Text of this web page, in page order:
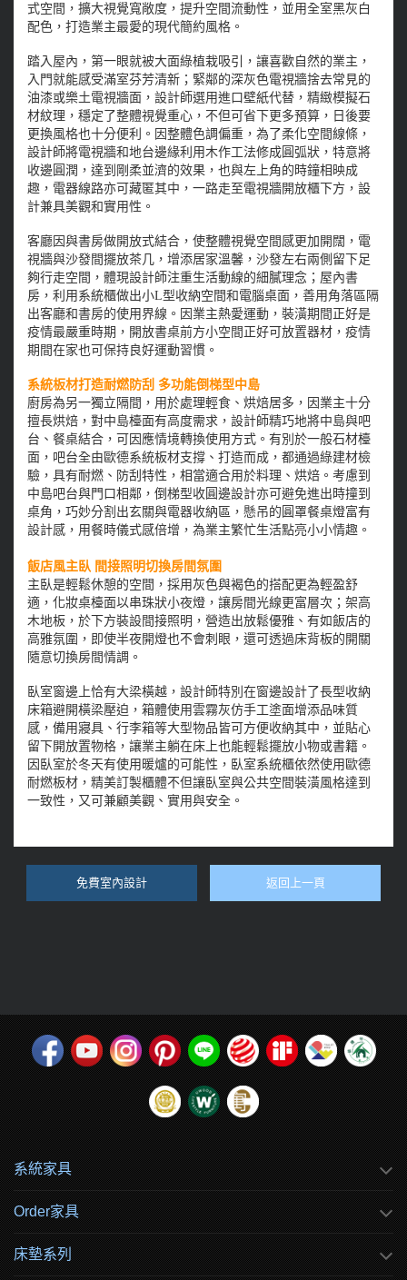
式空間，擴大視覺寬敞度，提升空間流動性，並用全室黑灰白
配色，打造業主最愛的現代簡約風格。
踏入屋內，第一眼就被大面綠植栽吸引，讓喜歡自然的業主，
入門就能感受滿室芬芳清新；緊鄰的深灰色電視牆捨去常見的
油漆或樂土電視牆面，設計師選用進口壁紙代替，精緻模擬石
材紋理，穩定了整體視覺重心，不但可省下更多預算，日後要
更換風格也十分便利。因整體色調偏重，為了柔化空間線條，
設計師將電視牆和地台邊緣利用木作工法修成圓弧狀，特意將
收邊圓潤，達到剛柔並濟的效果，也與左上角的時鐘相映成
趣，電器線路亦可藏匿其中，一路走至電視牆開放櫃下方，設
計兼具美觀和實用性。
客廳因與書房做開放式結合，使整體視覺空間感更加開闊，電
視牆與沙發間擺放茶几，增添居家溫馨，沙發左右兩側留下足
夠行走空間，體現設計師注重生活動線的細膩理念；屋內書
房，利用系統櫃做出小L型收納空間和電腦桌面，善用角落區隔
出客廳和書房的使用界線。因業主熱愛運動，裝潢期間正好是
疫情最嚴重時期，開放書桌前方小空間正好可放置器材，疫情
期間在家也可保持良好運動習慣。
系統板材打造耐燃防刮 多功能倒梯型中島
廚房為另一獨立隔間，用於處理輕食、烘焙居多，因業主十分
擅長烘焙，對中島檯面有高度需求，設計師精巧地將中島與吧
台、餐桌結合，可因應情境轉換使用方式。有別於一般石材檯
面，吧台全由歐德系統板材支撐、打造而成，都通過綠建材檢
驗，具有耐燃、防刮特性，相當適合用於料理、烘焙。考慮到
中島吧台與門口相鄰，倒梯型收圓邊設計亦可避免進出時撞到
桌角，巧妙分割出玄關與電器收納區，懸吊的圓罩餐桌燈富有
設計感，用餐時儀式感倍增，為業主繁忙生活點亮小小情趣。
飯店風主臥 間接照明切換房間氛圍
主臥是輕鬆休憩的空間，採用灰色與褐色的搭配更為輕盈舒
適，化妝桌檯面以串珠狀小夜燈，讓房間光線更富層次；架高
木地板，於下方裝設間接照明，營造出放鬆優雅、有如飯店的
高雅氛圍，即使半夜開燈也不會刺眼，還可透過床背板的開關
隨意切換房間情調。
臥室窗邊上恰有大梁橫越，設計師特別在窗邊設計了長型收納
床箱避開橫梁壓迫，箱體使用雲霧灰仿手工塗面增添品味質
感，備用寢具、行李箱等大型物品皆可方便收納其中，並貼心
留下開放置物格，讓業主躺在床上也能輕鬆擺放小物或書籍。
因臥室於冬天有使用暖爐的可能性，臥室系統櫃依然使用歐德
耐燃板材，精美訂製櫃體不但讓臥室與公共空間裝潢風格達到
一致性，又可兼顧美觀、實用與安全。
免費室內設計 返回上一頁
系統家具
Order家具
床墊系列